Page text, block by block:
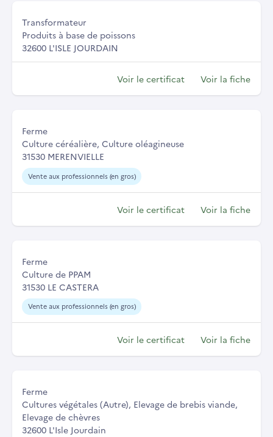
Transformateur
Produits à base de poissons
32600 L'ISLE JOURDAIN
Voir le certificat Voir la fiche
Ferme
Culture céréalière, Culture oléagineuse
31530 MERENVIELLE
Vente aux professionnels (en gros)
Voir le certificat Voir la fiche
Ferme
Culture de PPAM
31530 LE CASTERA
Vente aux professionnels (en gros)
Voir le certificat Voir la fiche
Ferme
Cultures végétales (Autre), Elevage de brebis viande,
Elevage de chèvres
32600 L'Isle Jourdain